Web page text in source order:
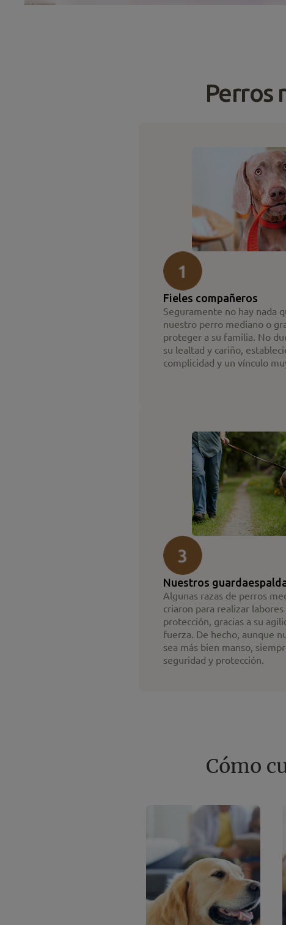
Perros
Fieles compañeros
Seguramente no hay nada
nuestro perro mediano o
proteger a su familia. No
su lealtad y cariño,
complicidad y un vínculo
Nuestros
Algunas razas de perros
criaron para realizar labores
protección, gracias a su
fuerza. De hecho, aunque
sea más bien manso,
seguridad y protección.
Cómo